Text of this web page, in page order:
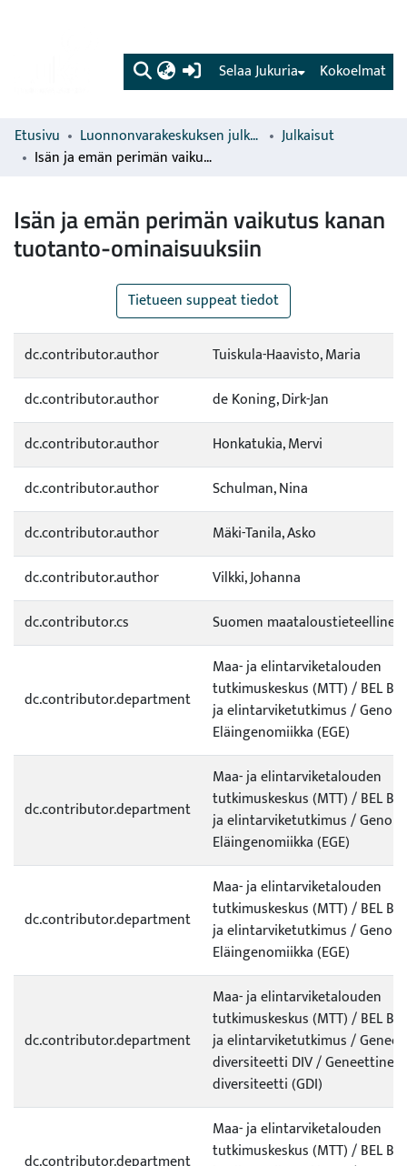
(current) Kokoelmat
Selaa Jukuria
Etusivu Luonnonvarakeskuksen julkaisut
Julkaisut
Isän ja emän perimän vaikutus kanan tuotanto-ominaisuuksiin
Isän ja emän perimän vaikutus kanan
tuotanto-ominaisuuksiin
Tietueen suppeat tiedot
dc.contributor.author
Tuiskula-Haavisto, Maria
dc.contributor.author
de Koning, Dirk-Jan
dc.contributor.author
Honkatukia, Mervi
dc.contributor.author
Schulman, Nina
dc.contributor.author
Mäki-Tanila, Asko
dc.contributor.author
Vilkki, Johanna
dc.contributor.cs
Suomen
dc.contributor.department
Maa- ja elintarviketalouden
tutkimuskeskus (MTT) / BEL
ja elintarviketutkimus /
Eläingenomiikka (EGE)
dc.contributor.department
Maa- ja elintarviketalouden
tutkimuskeskus (MTT) / BEL
ja elintarviketutkimus /
Eläingenomiikka (EGE)
dc.contributor.department
Maa- ja elintarviketalouden
tutkimuskeskus (MTT) / BEL
ja elintarviketutkimus /
Eläingenomiikka (EGE)
dc.contributor.department
Maa- ja elintarviketalouden
tutkimuskeskus (MTT) / BEL
ja elintarviketutkimus /
diversiteetti DIV / Geneettinen
diversiteetti (GDI)
Maa- ja elintarviketalouden
tutkimuskeskus (MTT) / BEL